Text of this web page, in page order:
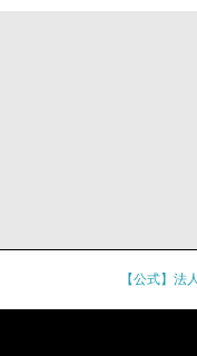
【公式】